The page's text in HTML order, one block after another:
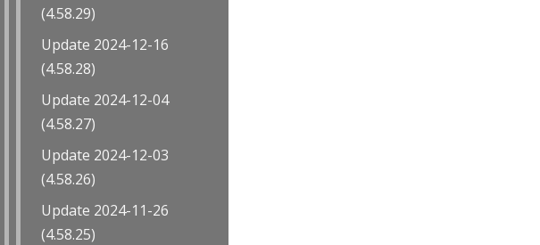
(4.58.29)
Update 2024-12-16
(4.58.28)
Update 2024-12-04
(4.58.27)
Update 2024-12-03
(4.58.26)
Update 2024-11-26
(4.58.25)